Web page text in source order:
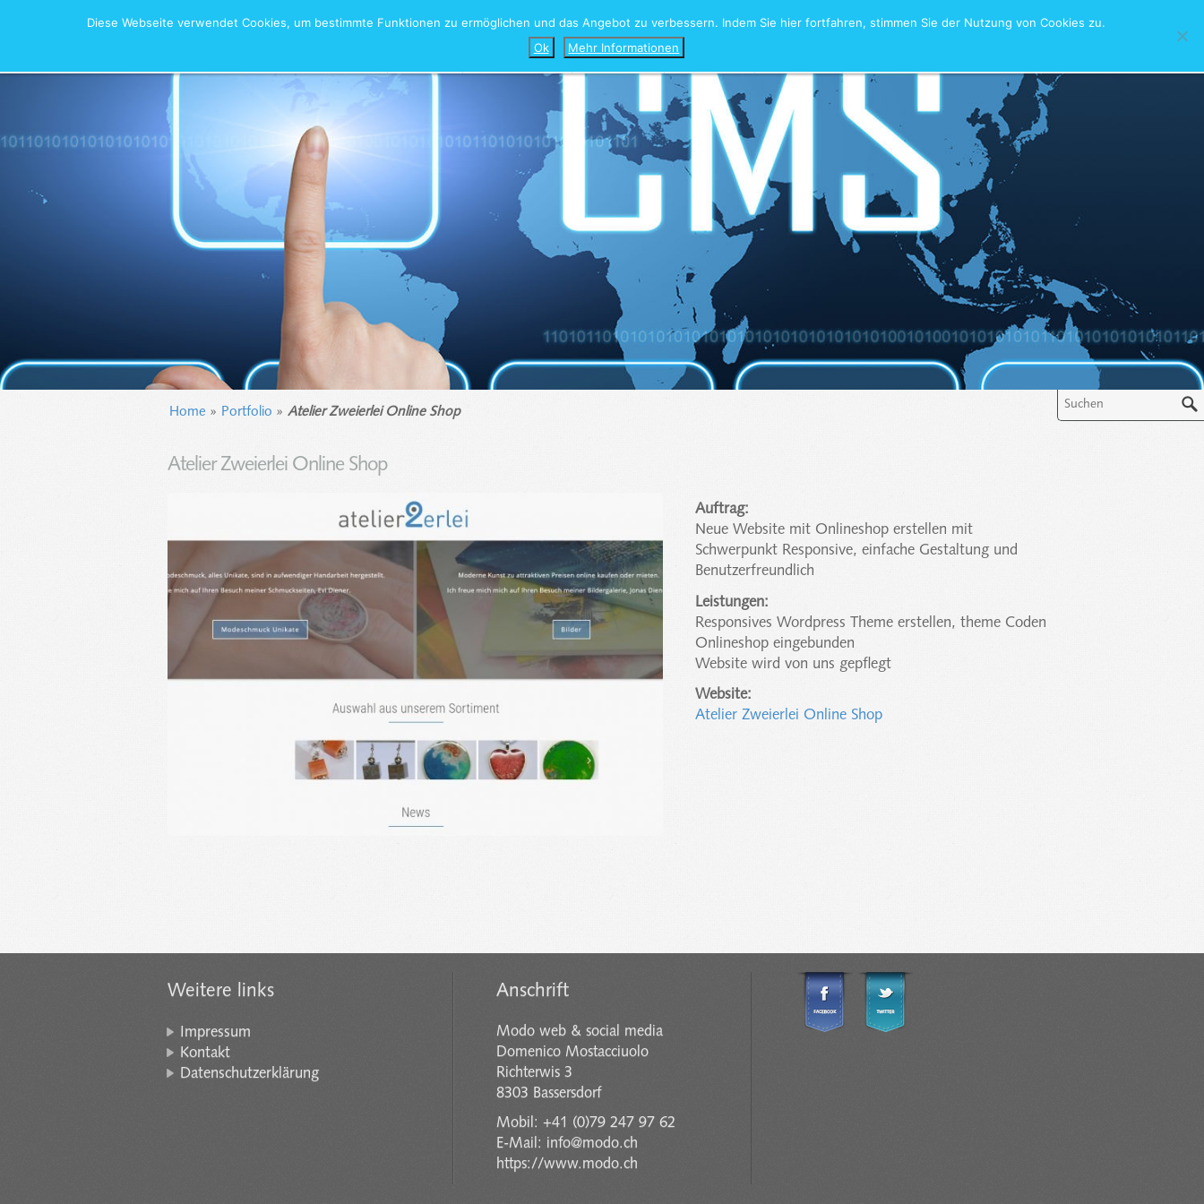
Leistungen Portfolio Agentur
Home » Portfolio » Atelier Zweierlei Online Shop
Atelier Zweierlei Online Shop
Auftrag:
Neue Website mit Onlineshop erstellen mit
Schwerpunkt Responsive, einfache Gestaltung und
Benutzerfreundlich
Leistungen:
Responsives Wordpress Theme erstellen, theme Coden
Onlineshop eingebunden
Website wird von uns gepflegt
Website:
Atelier Zweierlei Online Shop
Weitere links
Impressum
Kontakt
Datenschutzerklärung
Anschrift
Modo web & social media
Domenico Mostacciuolo
Richterwis 3
8303 Bassersdorf
Mobil: +41 (0)79 247 97 62
E-Mail: info@modo.ch
https://www.modo.ch
Diese Webseite verwendet Cookies, um bestimmte Funktionen zu ermöglichen und das Angebot zu verbessern. Indem Sie hier fortfahren, stimmen Sie der Nutzung von Cookies zu.
Ok
Mehr Informationen